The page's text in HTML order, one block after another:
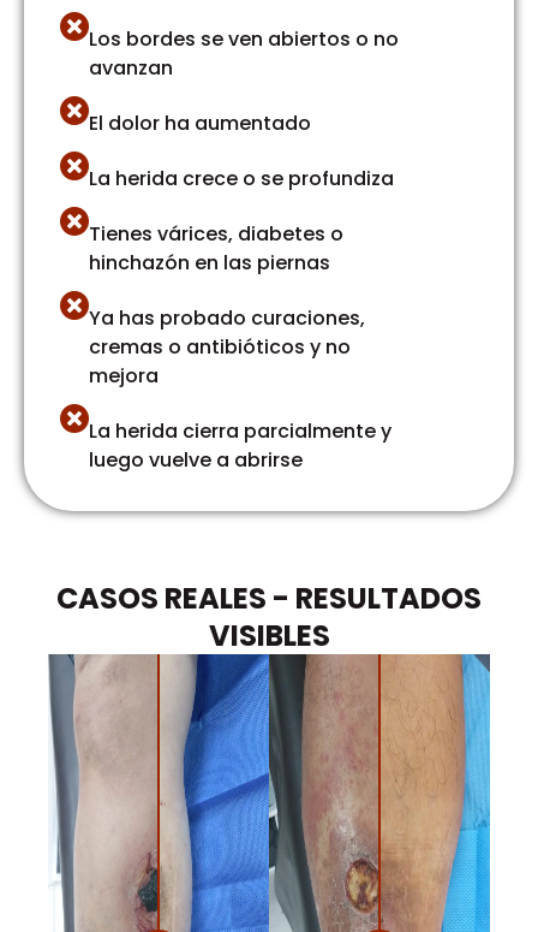
Los bordes se ven abiertos o no
avanzan
El dolor ha aumentado
La herida crece o se profundiza
Tienes várices, diabetes o
hinchazón en las piernas
Ya has probado curaciones,
cremas o antibióticos y no
mejora
La herida cierra parcialmente y
luego vuelve a abrirse
CASOS REALES - RESULTADOS
VISIBLES